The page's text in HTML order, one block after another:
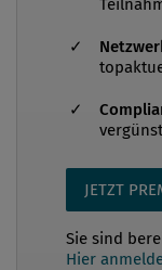
JETZT
Sie sind
Hier